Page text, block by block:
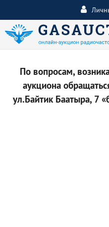
По вопросам,
аукциона
ул.Байтик Баатыра, 7